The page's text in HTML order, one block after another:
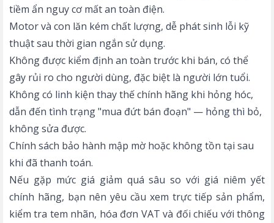
tiềm ẩn nguy cơ mất an toàn điện.
Motor và con lăn kém chất lượng, dễ phát sinh lỗi kỹ
thuật sau thời gian ngắn sử dụng.
Không được kiểm định an toàn trước khi bán, có thể
gây rủi ro cho người dùng, đặc biệt là người lớn tuổi.
Không có linh kiện thay thế chính hãng khi hỏng hóc,
dẫn đến tình trạng "mua đứt bán đoạn" — hỏng thì bỏ,
không sửa được.
Chính sách bảo hành mập mờ hoặc không tồn tại sau
khi đã thanh toán.
Nếu gặp mức giá giảm quá sâu so với giá niêm yết
chính hãng, bạn nên yêu cầu xem trực tiếp sản phẩm,
kiểm tra tem nhãn, hóa đơn VAT và đối chiếu với thông